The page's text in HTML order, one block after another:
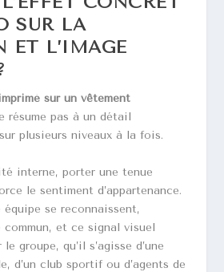
SUR LA
ET L’IMAGE
sur un vêtement
résume pas à un détail
plusieurs niveaux à la fois.
interne, porter une tenue
le sentiment d’appartenance.
équipe se reconnaissent,
et ce signal visuel
groupe, qu’il s’agisse d’une
d’un club sportif ou d’agents de